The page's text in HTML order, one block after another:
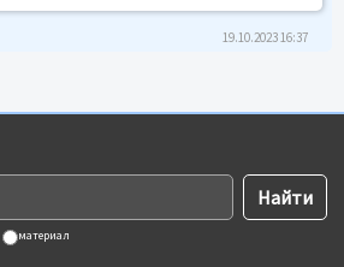
19.10.2023 16:37
материал